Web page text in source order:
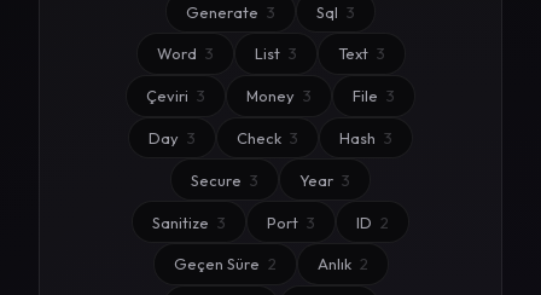
Generate 3 Sql 3
Word 3 List 3 Text 3
Çeviri 3 Money 3 File 3
Day 3 Check 3 Hash 3
Secure 3 Year 3
Sanitize 3 Port 3 ID 2
Geçen Süre 2 Anlık 2